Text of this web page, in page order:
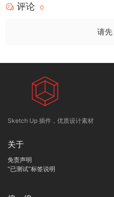
评论 0
请先
Sketch Up 插件，优质设计素材
关于
免责声明
“已测试”标签说明